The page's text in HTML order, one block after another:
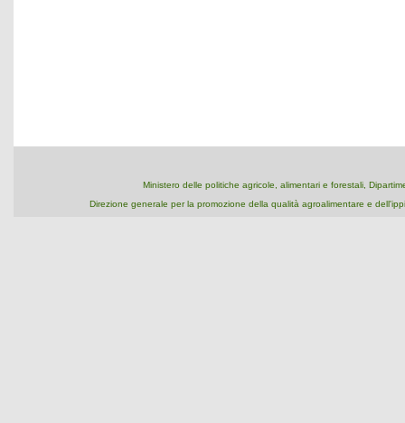
Ministero delle politiche agricole, alimentari e forestali,
Direzione generale per la promozione della qualità agroalimentare e